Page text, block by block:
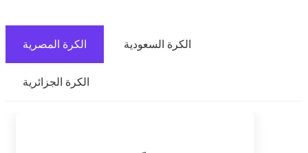
الكرة المصرية الكرة السعودية
الكرة الجزائرية